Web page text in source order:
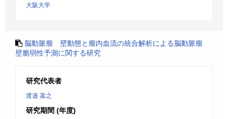
大阪大学
脳動脈瘤 壁動態と瘤内血流の統合解析による脳動脈瘤
壁脆弱性予測に関する研究
研究代表者
渡邉 嘉之
研究期間 (年度)